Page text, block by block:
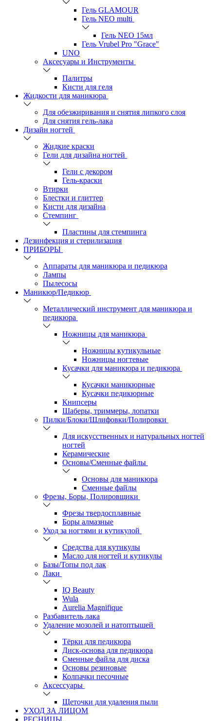
Гель GLAMOUR
Гель NEO multi
Гель NEO 15мл
Гель Vrubel Pro "Grace"
UNO
Аксесуары и Инструменты
Палитры
Кисти для геля
Жидкости для маникюра
Для обезжиривания и снятия липкого слоя
Для снятия гель-лака
Дизайн ногтей
Жидкие краски
Гели для дизайна ногтей
Гели с декором
Гель-краски
Втирки
Блестки и глиттер
Кисти для дизайна
Стемпинг
Пластины для стемпинга
Дезинфекция и стерилизация
ПРИБОРЫ
Аппараты для маникюра и педикюра
Лампы
Пылесосы
Маникюр/Педикюр
Металлический инструмент для маникюра и
педикюра
Ножницы для маникюра
Ножницы кутикульные
Ножницы ногтевые
Кусачки для маникюра и педикюра
Кусачки маникюрные
Кусачки педикюрные
Книпсеры
Шаберы, триммеры, лопатки
Пилки/Блоки/Шлифовки/Полировки
Для искусственных и натуральных ногтей
ногтей
Керамические
Основы/Сменные файлы
Основы для маникюра
Сменные файлы
Фрезы, Боры, Полировщики
Фрезы твердосплавные
Боры алмазные
Уход за ногтями и кутикулой
Средства для кутикулы
Масло для ногтей и кутикулы
Базы/Топы под лак
Лаки
IQ Beauty
Wula
Aurelia Magnifique
Разбавитель лака
Удаление мозолей и натоптышей
Тёрки для педикюра
Диск-основа для педикюра
Сменные файла для диска
Основы резиновые
Колпачки песочные
Аксессуары
Щеточки для удаления пыли
УХОД ЗА ЛИЦОМ
РЕСНИЦЫ